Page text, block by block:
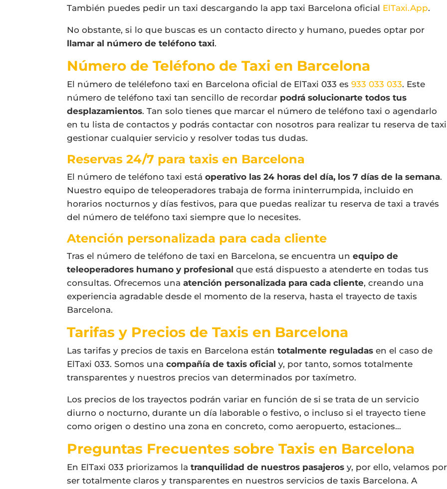
También puedes pedir un taxi descargando la app taxi Barcelona oficial ElTaxi.App.
No obstante, si lo que buscas es un contacto directo y humano, puedes optar por
llamar al número de teléfono taxi.
Número de Teléfono de Taxi en Barcelona
El número de telélefono taxi en Barcelona oficial de ElTaxi 033 es933 033 033. Este
número de teléfono taxi tan sencillo de recordar podrá solucionarte todos tus
desplazamientos. Tan solo tienes que marcar el número de teléfono taxi o agendarlo
en tu lista de contactos y podrás contactar con nosotros para realizar tu reserva de
gestionar cualquier servicio y resolver todas tus dudas.
Reservas 24/7 para taxis en Barcelona
El número de teléfono taxi estáoperativo las 24 horas del día, los 7 días de la semana.
Nuestro equipo de teleoperadores trabaja de forma ininterrumpida, incluido en
horarios nocturnos y días festivos, para que puedas realizar tu reserva de taxi a través
del número de teléfono taxi siempre que lo necesites.
Atención personalizada para cada cliente
Tras el número de teléfono de taxi en Barcelona, se encuentra unequipo de
teleoperadores humano y profesional que está dispuesto a atenderte en todas tus
consultas. Ofrecemos una atención personalizada para cada cliente, creando una
experiencia agradable desde el momento de la reserva, hasta el trayecto de taxis
Barcelona.
Tarifas y Precios de Taxis en Barcelona
Las tarifas y precios de taxis en Barcelona estántotalmente reguladas en el caso de
ElTaxi 033. Somos unacompañía de taxis oficial y, por tanto, somos totalmente
transparentes y nuestros precios van determinados por taxímetro.
Los precios de los trayectos podrán variar en función de si se trata de un servicio
diurno o nocturno, durante un día laborable o festivo, o incluso si el trayecto tiene
como origen o destino una zona en concreto, como aeropuerto, estaciones…
Preguntas Frecuentes sobre Taxis en Barcelona
En ElTaxi 033 priorizamos latranquilidad de nuestros pasajeros y, por ello, velamos por
ser totalmente claros y transparentes en nuestros servicios de taxis Barcelona. A